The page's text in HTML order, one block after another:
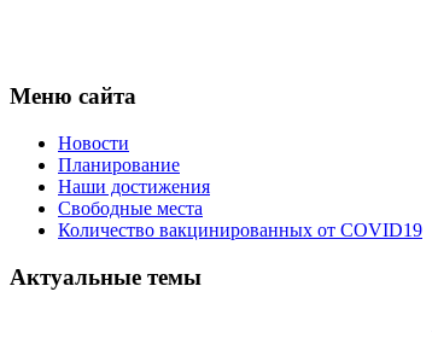
Меню сайта
Новости
Планирование
Наши достижения
Свободные места
Количество вакцинированных от COVID19
Актуальные темы